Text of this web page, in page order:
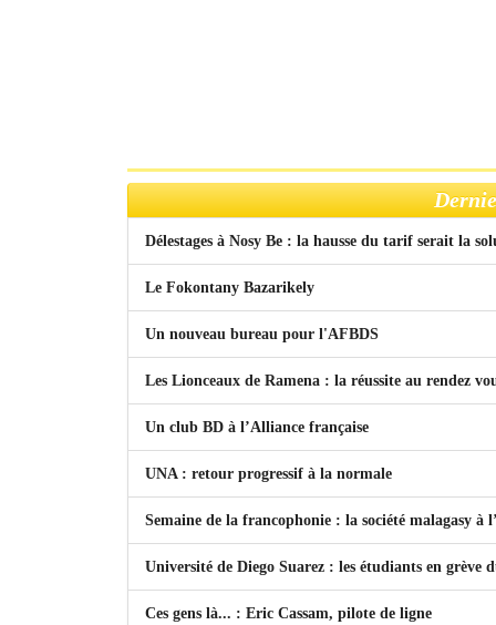
Délestages à Nosy Be : la hausse du tarif serait la
Le Fokontany Bazarikely
Un nouveau bureau pour l'AFBDS
Les Lionceaux de Ramena : la réussite au rendez
Un club BD à l’Alliance française
UNA : retour progressif à la normale
Semaine de la francophonie : la société malagasy à
Université de Diego Suarez : les étudiants en grève
Ces gens là... : Eric Cassam, pilote de ligne